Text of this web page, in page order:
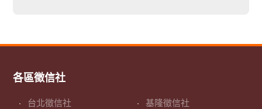
各區徵信社
台北徵信社 基隆徵信社